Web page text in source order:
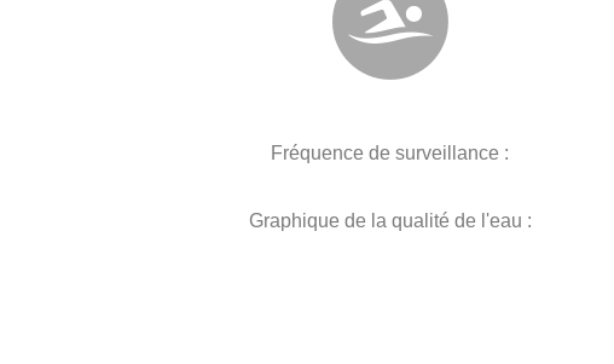
Fréquence de surveillance :
Graphique de la qualité de l'eau :